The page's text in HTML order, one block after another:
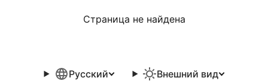
Страница не найдена
Русский Внешний вид